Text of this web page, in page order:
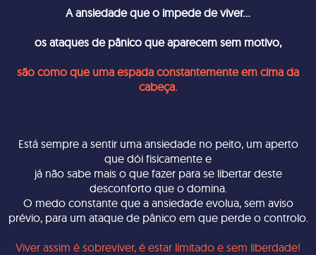
A ansiedade que o impede de viver...
os ataques de pânico que aparecem sem motivo,
são como que uma espada constantemente em cima da
cabeça.
Está sempre a sentir uma ansiedade no peito, um aperto
que dói fisicamente e
já não sabe mais o que fazer para se libertar deste
desconforto que o domina.
O medo constante que a ansiedade evolua, sem aviso
prévio, para um ataque de pânico em que perde o controlo.
Viver assim é sobreviver, é estar limitado e sem liberdade!